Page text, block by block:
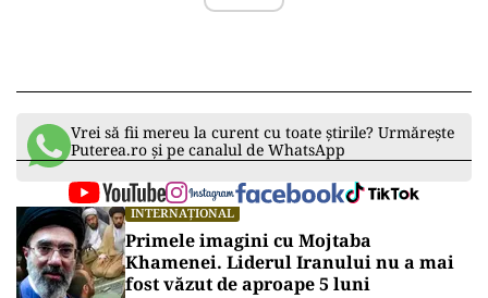
Vrei să fii mereu la curent cu toate știrile? Urmărește
Puterea.ro și pe canalul de WhatsApp
INTERNAȚIONAL
Primele imagini cu Mojtaba
Khamenei. Liderul Iranului nu a mai
fost văzut de aproape 5 luni